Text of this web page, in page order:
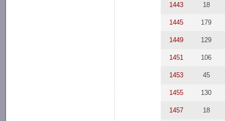
1443 18
1445 179
1449 129
1451 106
1453 45
1455 130
1457 18